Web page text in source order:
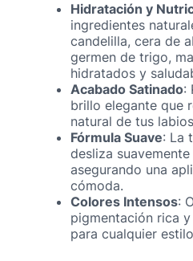
Hidratación y
ingredientes
candelilla, cera de
germen de trigo,
hidratados y
Acabado Satinado:
brillo elegante que
natural de tus
Fórmula Suave: La
desliza
asegurando una
cómoda.
Colores Intensos:
pigmentación rica
para cualquier